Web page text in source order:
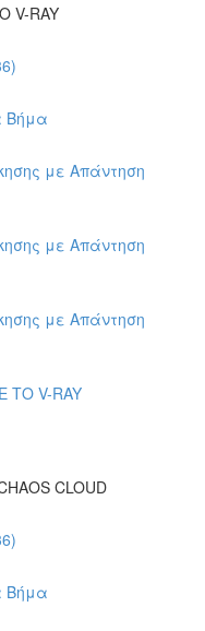
V-RAY
Βήμα
με Απάντηση
με Απάντηση
με Απάντηση
ΤΟ V-RAY
CLOUD
Βήμα